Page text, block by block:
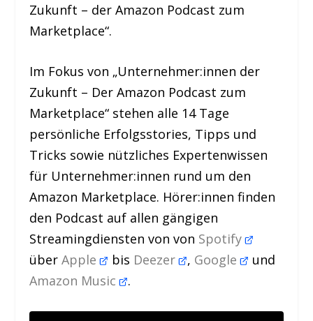
Zukunft – der Amazon Podcast zum
Marketplace“.
Im Fokus von „Unternehmer:innen der
Zukunft – Der Amazon Podcast zum
Marketplace“ stehen alle 14 Tage
persönliche Erfolgsstories, Tipps und
Tricks sowie nützliches Expertenwissen
für Unternehmer:innen rund um den
Amazon Marketplace. Hörer:innen finden
den Podcast auf allen gängigen
Streamingdiensten von von Spotify
überApple bis Deezer , Google
und
Amazon Music .